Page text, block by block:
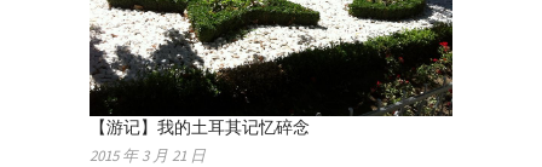
【游记】我的土耳其记忆碎念
2015 年 3 月 21 日